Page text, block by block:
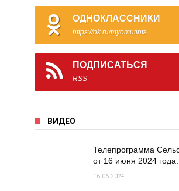
ОДНОКЛАССНИКИ
https://ok.ru/myomutints
ПОДПИСАТЬСЯ
RSS
ВИДЕО
Телепрограмма
от 16 июня 2024 года.
16.06.2024